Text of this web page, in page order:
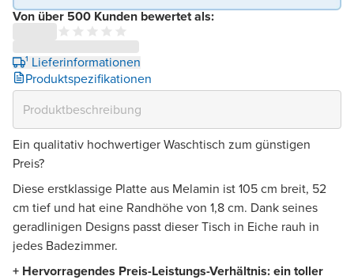
Von über 500 Kunden bewertet als:
¹ Lieferinformationen
Produktspezifikationen
Ein qualitativ hochwertiger Waschtisch zum günstigen
Preis?
Diese erstklassige Platte aus Melamin ist 105 cm breit, 52
cm tief und hat eine Randhöhe von 1,8 cm. Dank seines
geradlinigen Designs passt dieser Tisch in Eiche rauh in
jedes Badezimmer.
+ Hervorragendes Preis-Leistungs-Verhältnis: ein toller